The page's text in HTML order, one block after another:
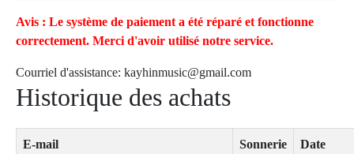
Avis : Le système de paiement a été réparé et fonctionne
correctement. Merci d'avoir utilisé notre service.
Courriel d'assistance: kayhinmusic@gmail.com
Historique des achats
E-mail Sonnerie Date